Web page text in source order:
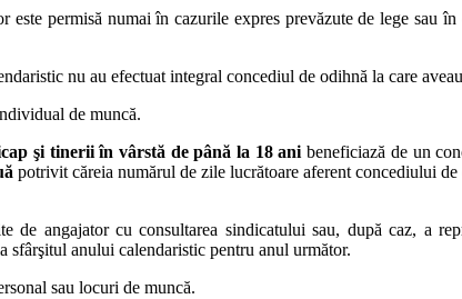
este permisă numai în cazurile expres prevăzute de lege sau
nu au efectuat integral concediul de odihnă la care
de muncă.
şi tinerii în vârstă de până la 18 ani beneficiază de un
potrivit căreia numărul de zile lucrătoare aferent concediului de
de angajator cu consultarea sindicatului sau, după caz, a
sfârşitul anului calendaristic pentru anul următor.
sau locuri de muncă.